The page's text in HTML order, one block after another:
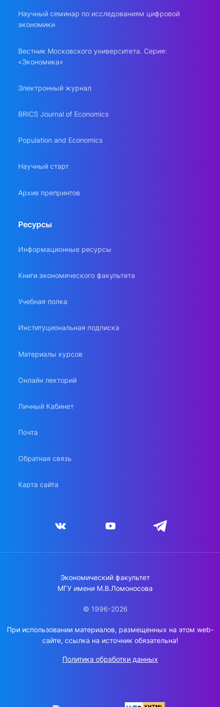
Научный семинар по исследованиям цифровой
экономики
Вестник Московского университета. Серия:
«Экономика»
Электронный журнал
BRICS Journal of Economics
Population and Economics
Научный старт
Архив препринтов
Ресурсы
Информационные ресурсы
Книги экономического факультета
Учебная полка
Институциональная подписка
Материалы курсов
Онлайн лекторий
Личный Кабинет
Почта
Обратная связь
Карта сайта
Экономический факультет
МГУ имени М.В.Ломоносова
© 1996-2026
При использовании материалов, размещенных на этом web-
сайте, ссылка на источник обязательна!
Политика обработки данных